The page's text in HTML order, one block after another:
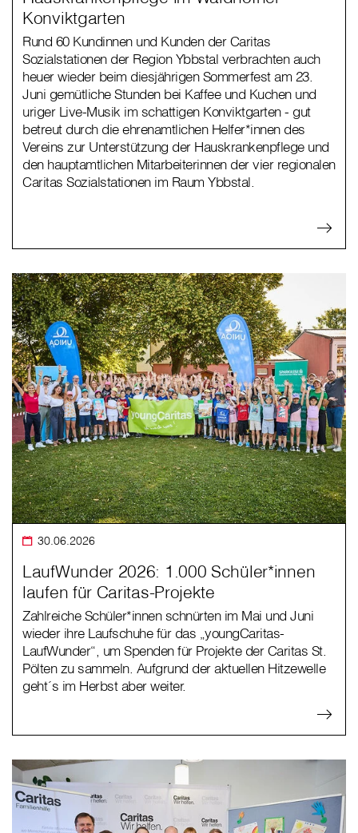
Konviktgarten
Rund 60 Kundinnen und Kunden der Caritas
Sozialstationen der Region Ybbstal verbrachten auch
heuer wieder beim diesjährigen Sommerfest am 23.
Juni gemütliche Stunden bei Kaffee und Kuchen und
uriger Live-Musik im schattigen Konviktgarten - gut
betreut durch die ehrenamtlichen Helfer*innen des
Vereins zur Unterstützung der Hauskrankenpflege und
den hauptamtlichen Mitarbeiterinnen der vier regionalen
Caritas Sozialstationen im Raum Ybbstal.
30.06.2026
LaufWunder 2026: 1.000 Schüler*innen
laufen für Caritas-Projekte
Zahlreiche Schüler*innen schnürten im Mai und Juni
wieder ihre Laufschuhe für das „youngCaritas-
LaufWunder“, um Spenden für Projekte der Caritas St.
Pölten zu sammeln. Aufgrund der aktuellen Hitzewelle
geht´s im Herbst aber weiter.